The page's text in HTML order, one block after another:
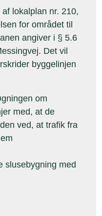
lokalplan nr. 210,
for området til
angiver i § 5.6
Det vil
byggelinjen
om
med, at de
ved, at trafik fra
slusebygning med